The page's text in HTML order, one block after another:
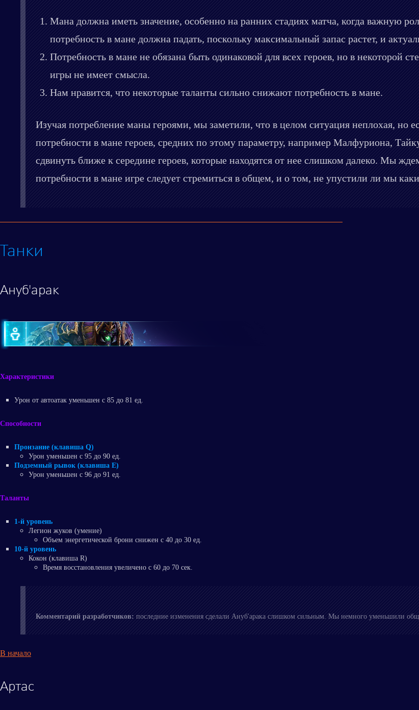
Мана должна иметь значение, особенно на ранних стадиях матча, когда важную
потребность в мане должна падать, поскольку максимальный запас растет, и
Потребность в мане не обязана быть одинаковой для всех героев, но в некоторой
игры не имеет смысла.
Нам нравится, что некоторые таланты сильно снижают потребность в мане.
Изучая потребление маны героями, мы заметили, что в целом ситуация неплохая, но
потребности в мане героев, средних по этому параметру, например Малфуриона,
сдвинуть ближе к середине героев, которые находятся от нее слишком далеко. Мы
потребности в мане игре следует стремиться в общем, и о том, не упустили ли мы
Танки
Ануб'арак
Характеристики
Урон от автоатак уменьшен с 85 до 81 ед.
Способности
Пронзание (клавиша Q)
Урон уменьшен с 95 до 90 ед.
Подземный рывок (клавиша E)
Урон уменьшен с 96 до 91 ед.
Таланты
1-й уровень
Легион жуков (умение)
Объем энергетической брони снижен с 40 до 30 ед.
10-й уровень
Кокон (клавиша R)
Время восстановления увеличено с 60 до 70 сек.
Комментарий разработчиков:последние изменения сделали Ануб'арака слишком сильным. Мы немного уменьшили
В начало
Артас